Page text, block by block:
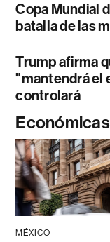
Copa Mundial
batalla de las
Trump afirma
"mantendrá el
controlará
MÉXICO